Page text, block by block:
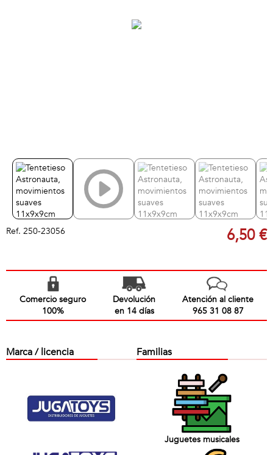
Ref. 250-23056 6,50 €
Comercio seguro
100%
Devolución
en 14 días
Atención al cliente
965 31 08 87
Marca / licencia Familias
Juguetes musicales